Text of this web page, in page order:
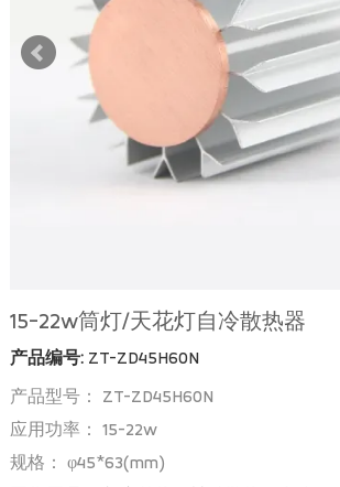
15-22w筒灯/天花灯自冷散热器
产品编号:ZT-ZD45H60N
产品型号： ZT-ZD45H60N
应用功率： 15-22w
规格： φ45*63(mm)